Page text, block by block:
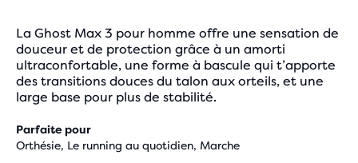
La Ghost Max 3 pour homme offre une sensation de
douceur et de protection grâce à un amorti
ultraconfortable, une forme à bascule qui t’apporte
des transitions douces du talon aux orteils, et une
large base pour plus de stabilité.
Parfaite pour
Orthésie, Le running au quotidien, Marche